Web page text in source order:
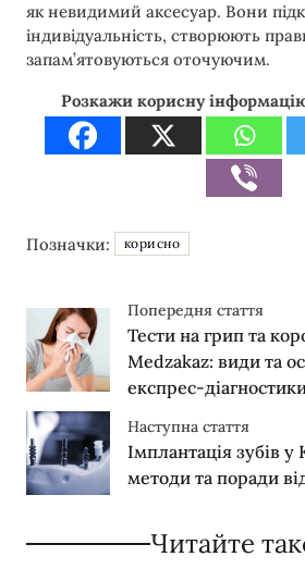
як невидимий аксесуар. Вони
індивідуальність, створюють
запам’ятовуються оточуючим.
Розкажи корисну
Позначки: корисно
Попередня стаття
Тести на грип та
Medzakaz: види та
експрес-
Наступна стаття
Імплантація зубів у
методи та поради
Читайте